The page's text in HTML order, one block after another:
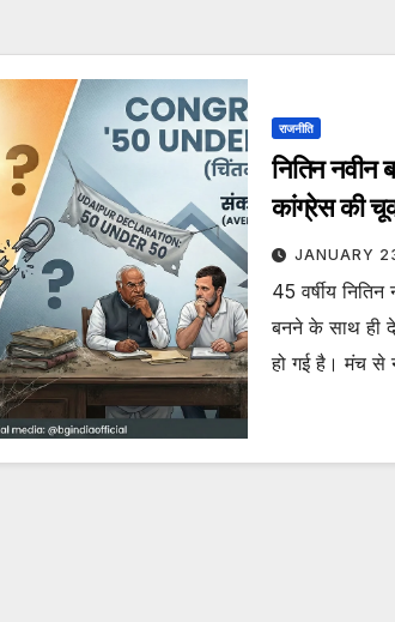
राजनीति
नितिन नवीन
कांग्रेस की
JANUARY
45 वर्षीय नितिन
बनने के साथ ही
हो गई है। मंच से